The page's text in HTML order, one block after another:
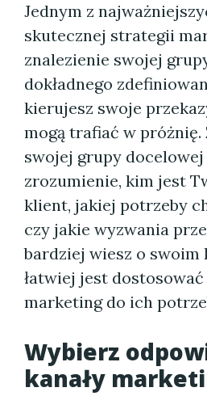
Jednym z
skutecznej strategii
znalezienie swojej
dokładnego
kierujesz swoje
mogą trafiać w próżnię.
swojej grupy docelowej
zrozumienie, kim jest
klient, jakiej potrzeby
czy jakie wyzwania
bardziej wiesz o swoim
łatwiej jest
marketing do ich
Wybierz
kanały